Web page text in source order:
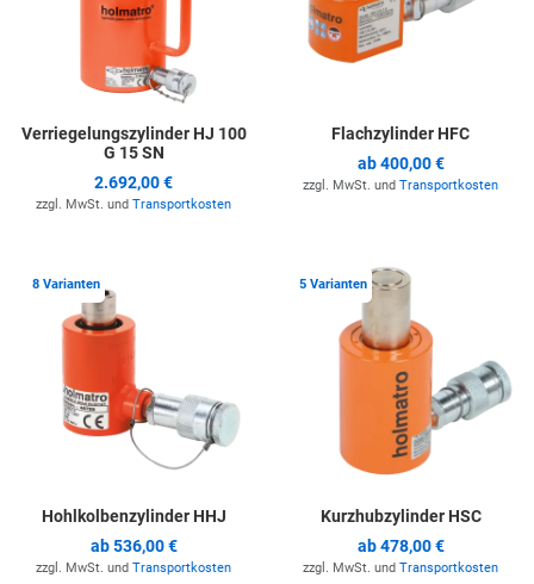
Verriegelungszylinder HJ 100
G 15 SN
2.692,00 €
zzgl. MwSt. und Transportkosten
Flachzylinder HFC
ab400,00 €
zzgl. MwSt. und Transportkosten
8 Varianten Zur Merkliste hinzufügen
Hohlkolbenzylinder HHJ
ab536,00 €
zzgl. MwSt. und Transportkosten
5 Varianten
Kurzhubzylinder HSC
ab478,00 €
zzgl. MwSt. und Transportkosten